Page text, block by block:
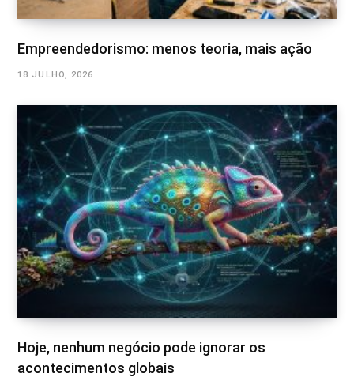
Empreendedorismo: menos teoria, mais ação
18 JULHO, 2026
Hoje, nenhum negócio pode ignorar os
acontecimentos globais